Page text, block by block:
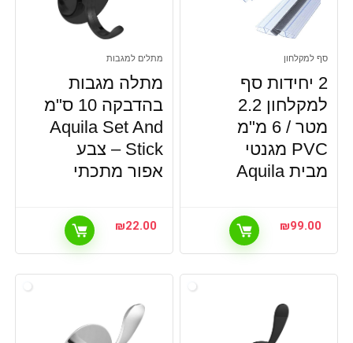
סף למקלחון
2 יחידות סף
למקלחון 2.2
מטר / 6 מ"מ
PVC מגנטי
מבית Aquila
₪99.00
מתלים למגבות
מתלה מגבות
בהדבקה 10 ס"מ
Aquila Set And
Stick – צבע
אפור מתכתי
₪22.00